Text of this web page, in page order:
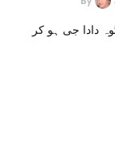
دادا جی ہو کر